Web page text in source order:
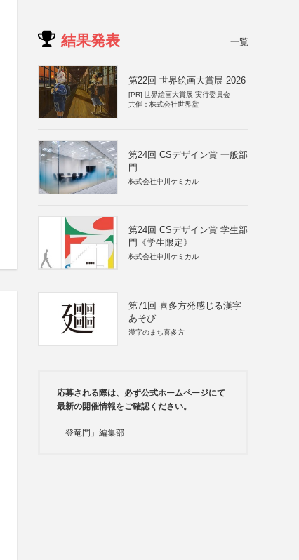
結果発表 一覧
第22回 世界絵画大賞展 2026
[PR] 世界絵画大賞展 実行委員会
共催：株式会社世界堂
第24回 CSデザイン賞 一般部
門
株式会社中川ケミカル
第24回 CSデザイン賞 学生部
門《学生限定》
株式会社中川ケミカル
第71回 喜多方発感じる漢字
あそび
漢字のまち喜多方
応募される際は、必ず公式ホームページにて
最新の開催情報をご確認ください。
「登竜門」編集部